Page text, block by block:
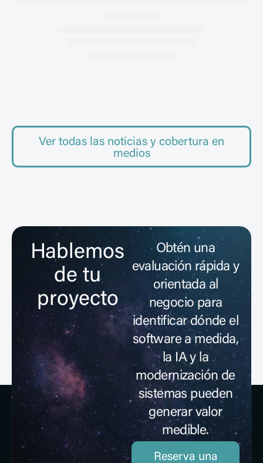
PERSPECTIVAS
Primer afterwork Deveco: IA aplicada
al sector industrial
Leer artículo
Ver todas las noticias y cobertura en
medios
Hablemos
de tu
proyecto
Obtén una
evaluación rápida y
orientada al
negocio para
identificar dónde el
software a medida,
la IA y la
modernización de
sistemas pueden
generar valor
medible.
Reserva una